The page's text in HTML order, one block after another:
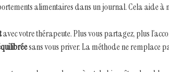
alimentaires dans un journal. Cela aide à
avec votre thérapeute. Plus vous partagez, plus
sans vous priver. La méthode ne remplace